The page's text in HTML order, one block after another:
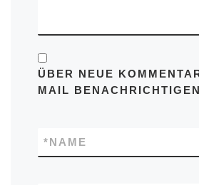
ÜBER NEUE
MAIL BENACHRICHTIGEN
NAME
*